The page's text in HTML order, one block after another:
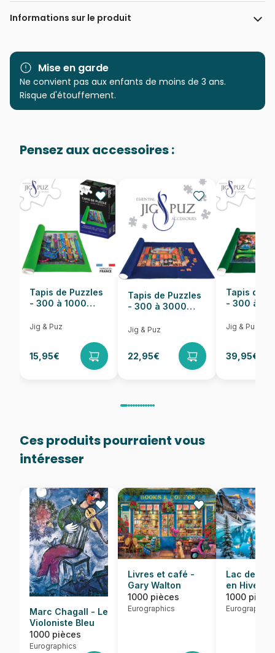
Informations sur le produit
Marque Eurographics
Catégorie Puzzles - Art
Age
Puzzle pour Adultes (500 à
Provenance Puzzles fabriqués en France
EAN 628136601535
Nombre de pièces 1000 pièces
Dimensions 67 x 49 cm
Mise en garde
Ne convient pas aux enfants de moins de 3 ans.
Risque d'étouffement.
Pensez aux accessoires :
Tapis de Puzzles
- 300 à 1000
Jig & Puz
15,95€
Tapis de Puzzles
- 300 à 3000
Jig & Puz
22,95€
Tapis de
- 300 à
Jig & Puz
39,95€
Ces produits pourraient vous
intéresser
Marc Chagall - Le
Violoniste Bleu
1000 pièces
Eurographics
Livres et café -
Gary Walton
1000 pièces
Eurographics
Lac de
en Hiver
1000
Eurographics